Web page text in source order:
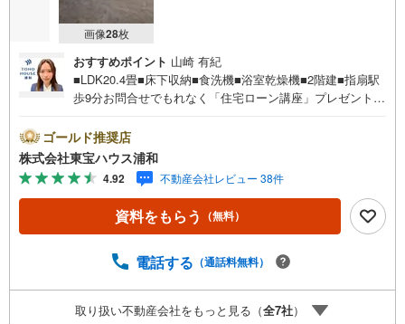
画像28枚
おすすめポイント 山崎 有紀
■LDK20.4畳■床下収納■食洗機■浴室乾燥機■2階建■指扇駅
歩9分お問合せでもれなく「住宅ローン講座」プレゼント！
話でのお問い合わせがスムーズにご案内できますぜひお気
軽にご連絡下さい！東宝ハウスライフソリューションズグ
ループ 東宝ハウス浦和 特別提携金利〔一例〕東宝ハウ
ス浦和の住宅ローン■変動金利全期間引下げプラン⇒住宅ロ
ーン金利優遇割の最大適用《0.89％》と某信用金庫金利1.2
75％の比較借入金4000万円返済期間35年の総返済額の差額:
す）◇TOHO HOUSE CLUBで生涯の安心をお届け◇東宝ハ
グ、かけつけサポート、Club Offプレミアムなど多彩なサー
ビスがございます
ゴールド推奨店
株式会社東宝ハウス浦和
4.92 不動産会社レビュー 38件
資料をもらう （無料）
電話する （通話料無料）
取り扱い不動産会社をもっと見る（全7社）